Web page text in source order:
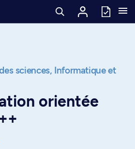
sciences, Informatique et
orientée